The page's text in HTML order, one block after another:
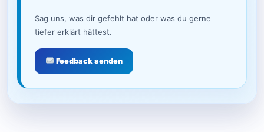
Sag uns, was dir gefehlt hat oder was du gerne
tiefer erklärt hättest.
Feedback senden